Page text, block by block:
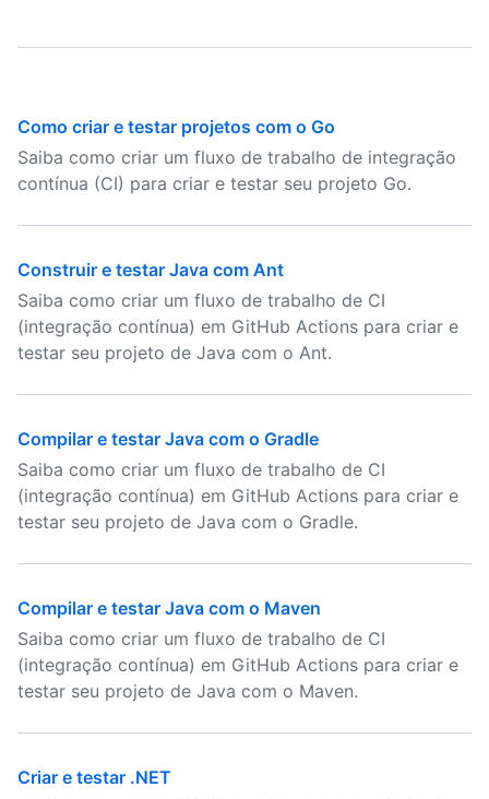
Como criar e testar projetos com o Go
Saiba como criar um fluxo de trabalho de integração
contínua (CI) para criar e testar seu projeto Go.
Construir e testar Java com Ant
Saiba como criar um fluxo de trabalho de CI
(integração contínua) em GitHub Actions para criar e
testar seu projeto de Java com o Ant.
Compilar e testar Java com o Gradle
Saiba como criar um fluxo de trabalho de CI
(integração contínua) em GitHub Actions para criar e
testar seu projeto de Java com o Gradle.
Compilar e testar Java com o Maven
Saiba como criar um fluxo de trabalho de CI
(integração contínua) em GitHub Actions para criar e
testar seu projeto de Java com o Maven.
Criar e testar .NET